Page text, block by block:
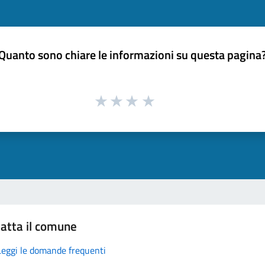
sono chiare le informazioni su questa
il comune
le domande frequenti